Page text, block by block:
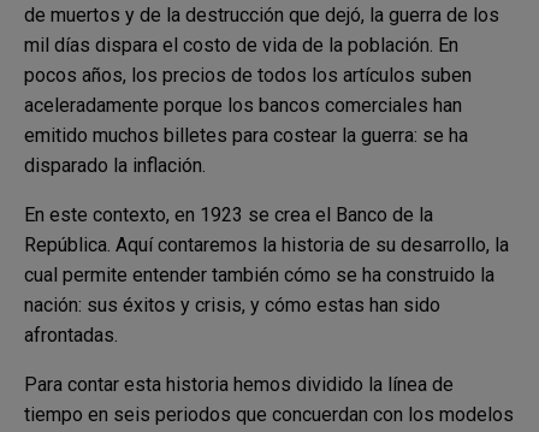
de muertos y de la destrucción que dejó, la guerra de los
mil días dispara el costo de vida de la población. En
pocos años, los precios de todos los artículos suben
aceleradamente porque los bancos comerciales han
emitido muchos billetes para costear la guerra: se ha
disparado la inflación.
En este contexto, en 1923 se crea el Banco de la
República. Aquí contaremos la historia de su desarrollo, la
cual permite entender también cómo se ha construido la
nación: sus éxitos y crisis, y cómo estas han sido
afrontadas.
Para contar esta historia hemos dividido la línea de
tiempo en seis periodos que concuerdan con los modelos